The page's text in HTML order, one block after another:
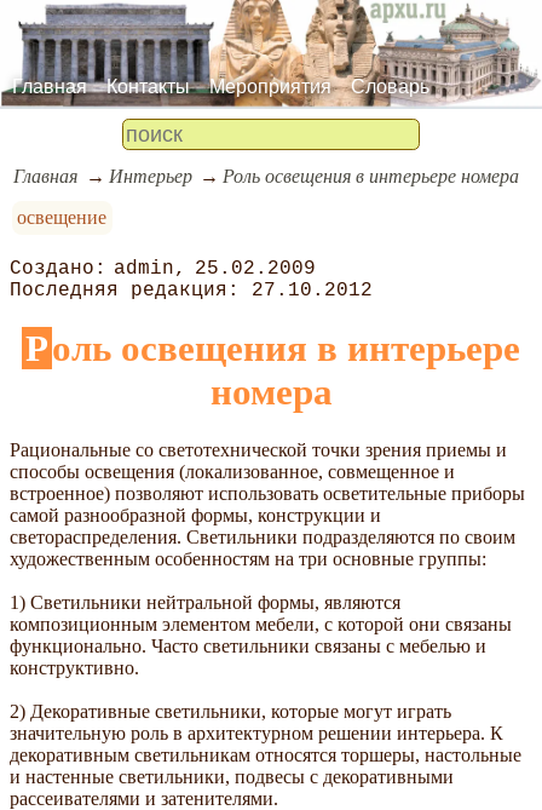
Главная Контакты Мероприятия Словарь
Главная Интерьер
Роль освещения в интерьере номера
освещение
admin
25.02.2009
27.10.2012
Роль освещения в интерьере
номера
Рациональные со светотехнической точки зрения приемы и
способы освещения (локализованное, совмещенное и
встроенное) позволяют использовать осветительные приборы
самой разнообразной формы, конструкции и
светораспределения. Светильники подразделяются по своим
художественным особенностям на три основные группы:
1) Светильники нейтральной формы, являются
композиционным элементом мебели, с которой они связаны
функционально. Часто светильники связаны с мебелью и
конструктивно.
2) Декоративные светильники, которые могут играть
значительную роль в архитектурном решении интерьера. К
декоративным светильникам относятся торшеры, настольные
и настенные светильники, подвесы с декоративными
рассеивателями и затенителями.